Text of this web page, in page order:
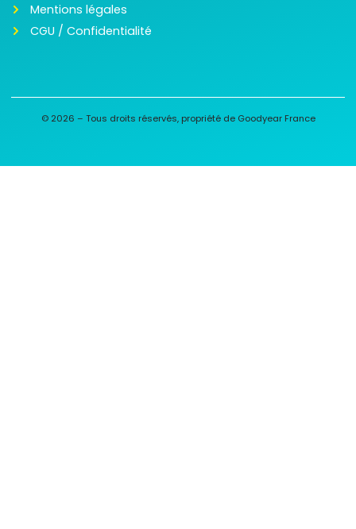
Mentions légales
CGU / Confidentialité
© 2026 – Tous droits réservés, propriété de Goodyear France